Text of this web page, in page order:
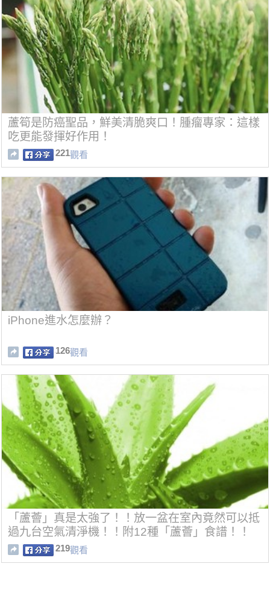
蘆筍是防癌聖品，鮮美清脆爽口！腫瘤專家：這樣
吃更能發揮好作用！
221觀看
iPhone進水怎麼辦？
126觀看
「蘆薈」真是太強了！！放一盆在室內竟然可以抵
過九台空氣清淨機！！附12種「蘆薈」食譜！！
219觀看